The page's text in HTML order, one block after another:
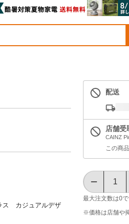
配送
店舗受
CAINZ
この商
最大注文数は0
※価格は​店舗や​
ス カジュアルデザ